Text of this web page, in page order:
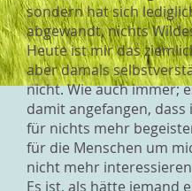
sondern hat sich
abgewandt, nichts
Heute ist mir das
aber damals
nicht. Wie auch immer;
damit angefangen, dass
für nichts mehr
für die Menschen um
nicht mehr
Es ist, als hätte jemand